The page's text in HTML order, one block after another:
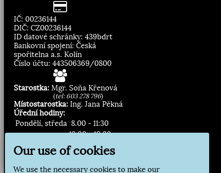
IČ: 00236144
DIČ: CZ00236144
ID datové schránky: 439bdrt
Bankovní spojení: Česká
spořitelna a.s. Kolín
Číslo účtu: 443506369/0800
Starostka: Mgr. Soňa Křenová
(tel: 603 278 796)
Místostarostka: Ing. Jana Pěkná
Úřední hodiny:
Pondělí, středa 8.00 - 11:30
13:00 - 16:30
Přihlásit odběr
Our use of cookies
We use the necessary cookies to make our